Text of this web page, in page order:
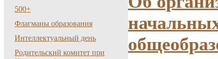
500+
Флагманы образования
Интеллектуальный день
Родительский комитет при